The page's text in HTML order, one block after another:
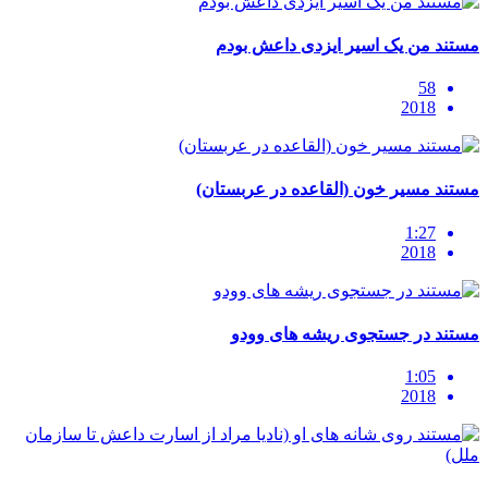
مستند من یک اسیر ایزدی داعش بودم
58
2018
مستند مسیر خون (القاعده در عربستان)
1:27
2018
مستند در جستجوی ریشه های وودو
1:05
2018